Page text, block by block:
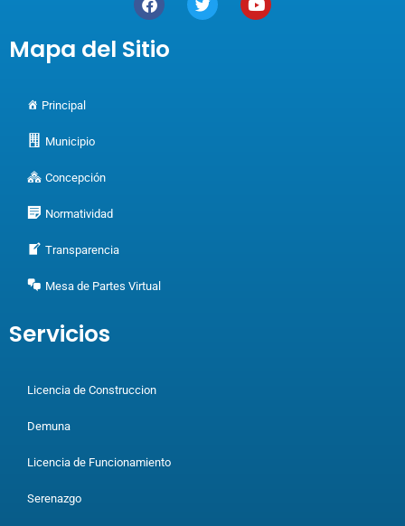
Mapa del Sitio
Principal
Municipio
Concepción
Normatividad
Transparencia
Mesa de Partes Virtual
Servicios
Licencia de Construccion
Demuna
Licencia de Funcionamiento
Serenazgo